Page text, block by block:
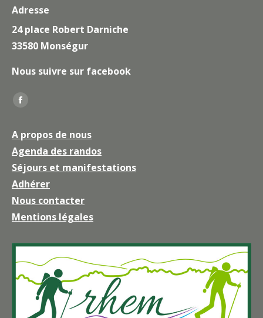
Adresse
24 place Robert Darniche
33580 Monségur
Nous suivre sur facebook
Trouvez nous sur :
La
Facebook
s'ouvre
dans
une
nouvelle
fenêtre
A propos de nous
Agenda des randos
Séjours et manifestations
Adhérer
Nous contacter
Mentions légales